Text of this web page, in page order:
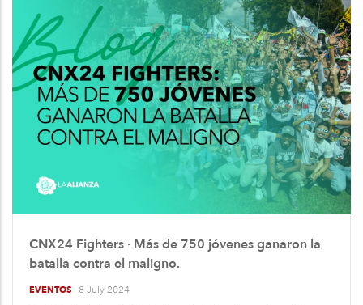
CNX24 Fighters · Más de 750 jóvenes ganaron la
batalla contra el maligno.
EVENTOS 8 July 2024